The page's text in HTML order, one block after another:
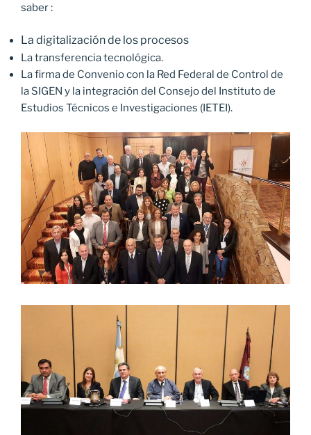
saber :
La digitalización de los procesos
La transferencia tecnológica.
La firma de Convenio con la Red Federal de Control de
la SIGEN y la integración del Consejo del Instituto de
Estudios Técnicos e Investigaciones (IETEI).